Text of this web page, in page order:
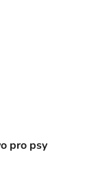
pro psy